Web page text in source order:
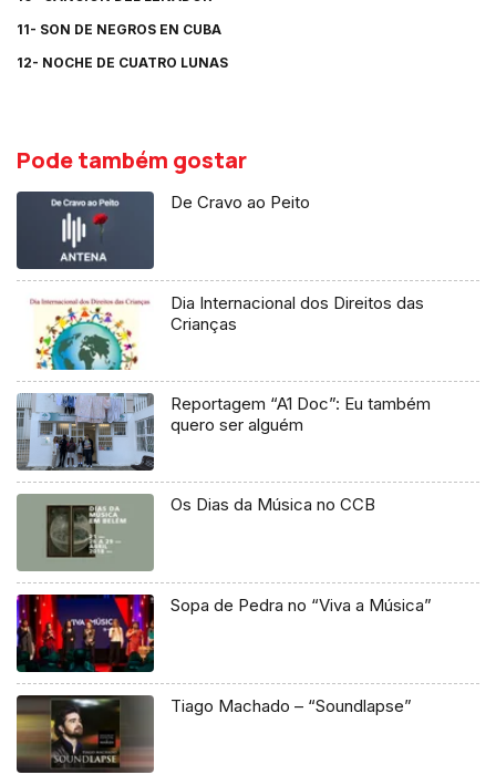
11- SON DE NEGROS EN CUBA
12- NOCHE DE CUATRO LUNAS
Pode também gostar
De Cravo ao Peito
Dia Internacional dos Direitos das
Crianças
Reportagem “A1 Doc”: Eu também
quero ser alguém
Os Dias da Música no CCB
Sopa de Pedra no “Viva a Música”
Tiago Machado – “Soundlapse”